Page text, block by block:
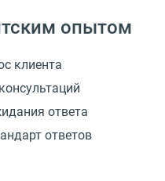
опытом
клиента
ответа
ответов